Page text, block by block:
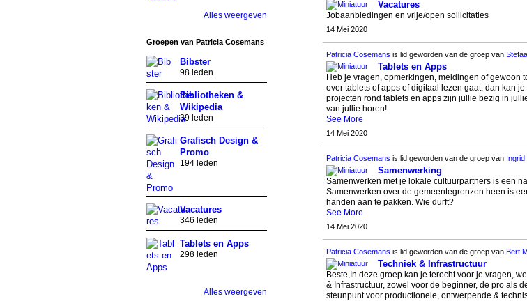
Alles weergeven
Groepen van Patricia Cosemans
Bibster
98 leden
Bibliotheken &
Wikipedia
39 leden
Grafisch Design &
Promo
194 leden
Vacatures
346 leden
Tablets en Apps
298 leden
Alles weergeven
Vacatures
Jobaanbiedingen en vrije/open sollicitaties
14 Mei 2020
Patricia Cosemans is lid geworden van de groep van
Tablets en Apps
Heb je vragen, opmerkingen, meldingen of gewoon
over tablets of apps of digitaal lezen gaat, dan kan
projecten rond tablets en apps zijn jullie bezig in
van jullie horen!
See More
14 Mei 2020
Patricia Cosemans is lid geworden van de groep van Ingrid
Samenwerking
Samenwerken met je lokale cultuurpartners is een
Samenwerken over de gemeentegrenzen heen is
handen aan te pakken. Wie durft?
See More
14 Mei 2020
Patricia Cosemans is lid geworden van de groep van Bert
Techniek & Infrastructuur
Beste,In deze groep kan je terecht voor je vragen,
& Infrastructuur, zowel voor de beginner, de pro als
steunpunt voor productionele, ontwerpende &